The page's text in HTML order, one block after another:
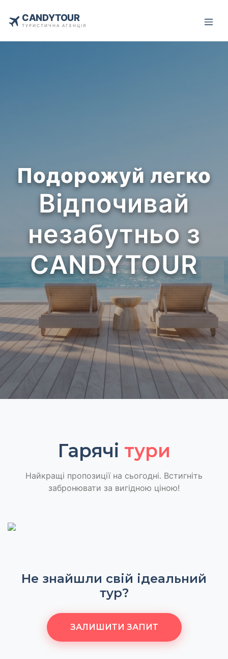
CANDYTOUR
ТУРИСТИЧНА АГЕНЦІЯ
Подорожуй легко
Відпочивай
незабутньо з
CANDYTOUR
Гарячі тури
Найкращі пропозиції на сьогодні. Встигніть
забронювати за вигідною ціною!
Не знайшли свій ідеальний
тур?
ЗАЛИШИТИ ЗАПИТ